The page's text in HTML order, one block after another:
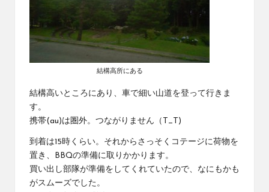
結構高所にある
結構高いところにあり、車で細い山道を登って行きま
す。
携帯(au)は圏外。つながりません（T_T)
到着は15時くらい。それからさっそくコテージに荷物を
置き、BBQの準備に取りかかります。
買い出し部隊が準備をしてくれていたので、なにもかも
がスムーズでした。